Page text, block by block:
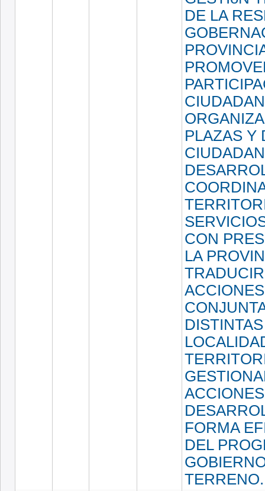
DE LA
PLAZAS Y
CON
LA
ACCIONES
DISTINTAS
FORMA
DEL